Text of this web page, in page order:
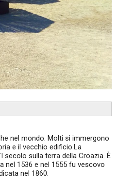
nel mondo. Molti si immergono
e il vecchio edificio.La
sulla terra della Croazia. È
nel 1536 e nel 1555 fu vescovo
nel 1860.